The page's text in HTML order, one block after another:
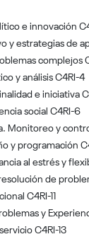
e innovación
y estrategias de
complejos
y análisis C4RI-4
e iniciativa
social C4RI-6
Monitoreo y
y programación
al estrés y
de
C4RI-11
y
C4RI-13